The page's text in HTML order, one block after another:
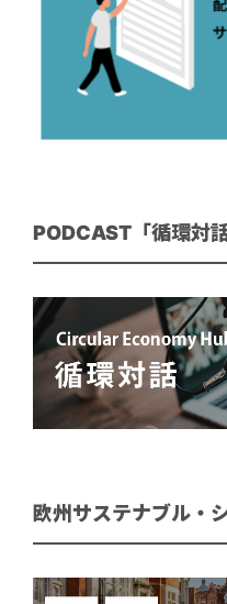
PODCAST「循環対
欧州サステナブル・